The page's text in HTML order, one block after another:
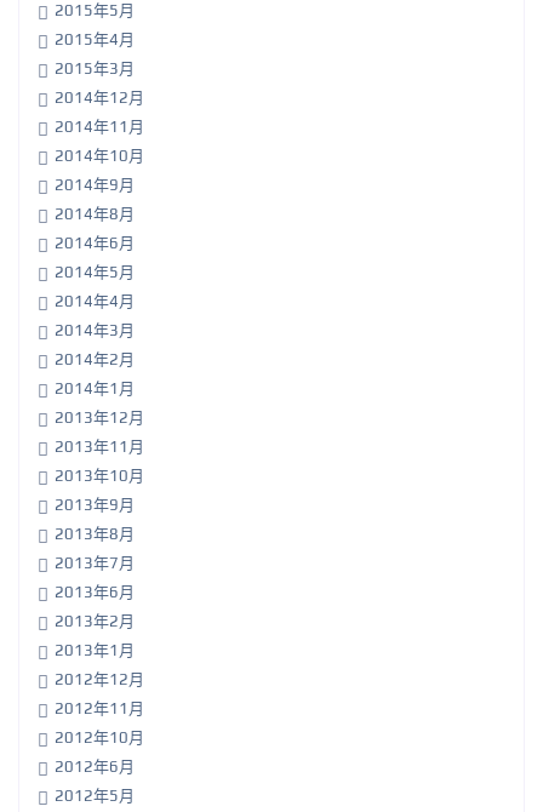
2015年5月
2015年4月
2015年3月
2014年12月
2014年11月
2014年10月
2014年9月
2014年8月
2014年6月
2014年5月
2014年4月
2014年3月
2014年2月
2014年1月
2013年12月
2013年11月
2013年10月
2013年9月
2013年8月
2013年7月
2013年6月
2013年2月
2013年1月
2012年12月
2012年11月
2012年10月
2012年6月
2012年5月